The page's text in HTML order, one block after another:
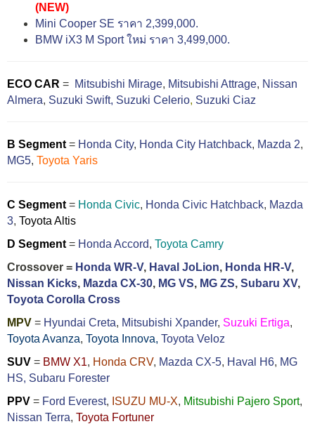
(NEW)
Mini Cooper SE ราคา 2,399,000.
BMW iX3 M Sport ใหม่ ราคา 3,499,000.
ECO CAR = Mitsubishi Mirage, Mitsubishi Attrage, Nissan
Almera, Suzuki Swift, Suzuki Celerio, Suzuki Ciaz
B Segment = Honda City, Honda City Hatchback, Mazda 2,
MG5, Toyota Yaris
C Segment = Honda Civic, Honda Civic Hatchback, Mazda
3, Toyota Altis
D Segment = Honda Accord, Toyota Camry
Crossover = Honda WR-V, Haval JoLion, Honda HR-V,
Nissan Kicks, Mazda CX-30, MG VS, MG ZS, Subaru XV,
Toyota Corolla Cross
MPV = Hyundai Creta, Mitsubishi Xpander, Suzuki Ertiga,
Toyota Avanza, Toyota Innova, Toyota Veloz
SUV = BMW X1, Honda CRV, Mazda CX-5, Haval H6, MG
HS, Subaru Forester
PPV = Ford Everest, ISUZU MU-X, Mitsubishi Pajero Sport,
Nissan Terra, Toyota Fortuner